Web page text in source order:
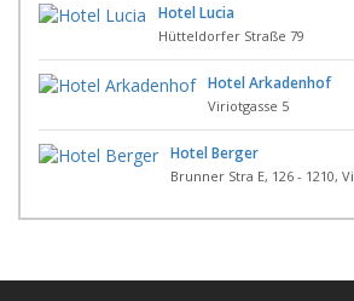
Hotel Lucia
Hütteldorfer Straße 79
Hotel Arkadenhof
Viriotgasse 5
Hotel Berger
Brunner Stra E, 126 - 1210,